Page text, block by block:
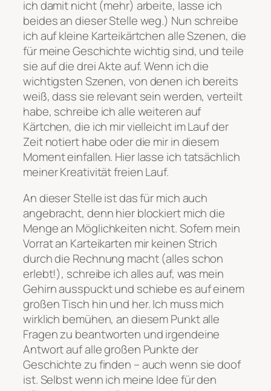
ich damit nicht (mehr) arbeite, lasse ich
beides an dieser Stelle weg.) Nun schreibe
ich auf kleine Karteikärtchen alle Szenen, die
für meine Geschichte wichtig sind, und teile
sie auf die drei Akte auf. Wenn ich die
wichtigsten Szenen, von denen ich bereits
weiß, dass sie relevant sein werden, verteilt
habe, schreibe ich alle weiteren auf
Kärtchen, die ich mir vielleicht im Lauf der
Zeit notiert habe oder die mir in diesem
Moment einfallen. Hier lasse ich tatsächlich
meiner Kreativität freien Lauf.
An dieser Stelle ist das für mich auch
angebracht, denn hier blockiert mich die
Menge an Möglichkeiten nicht. Sofern mein
Vorrat an Karteikarten mir keinen Strich
durch die Rechnung macht (alles schon
erlebt!), schreibe ich alles auf, was mein
Gehirn ausspuckt und schiebe es auf einem
großen Tisch hin und her. Ich muss mich
wirklich bemühen, an diesem Punkt alle
Fragen zu beantworten und irgendeine
Antwort auf alle großen Punkte der
Geschichte zu finden – auch wenn sie doof
ist. Selbst wenn ich meine Idee für den